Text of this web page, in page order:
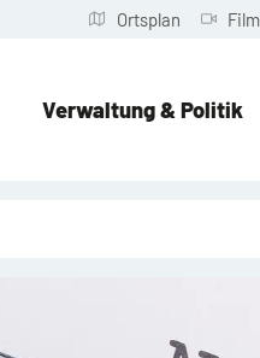
Ortsplan
Verwaltung & Politik